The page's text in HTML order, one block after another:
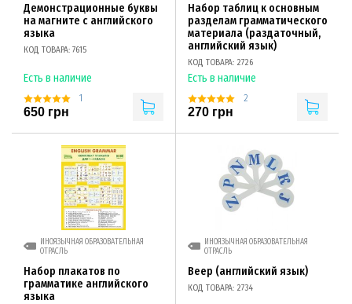
Демонстрационные буквы
на магните с английского
языка
КОД ТОВАРА: 7615
Есть в наличие
1
650 грн
Набор таблиц к основным
разделам грамматического
материала (раздаточный,
английский язык)
КОД ТОВАРА: 2726
Есть в наличие
2
270 грн
ИНОЯЗЫЧНАЯ ОБРАЗОВАТЕЛЬНАЯ
ОТРАСЛЬ
Набор плакатов по
грамматике английского
языка
ИНОЯЗЫЧНАЯ ОБРАЗОВАТЕЛЬНАЯ
ОТРАСЛЬ
Веер (английский язык)
КОД ТОВАРА: 2734